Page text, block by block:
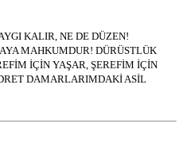
KALIR, NE DE DÜZEN!
MAHKUMDUR! DÜRÜSTLÜK
İÇİN YAŞAR, ŞEREFİM İÇİN
DAMARLARIMDAKİ ASİL